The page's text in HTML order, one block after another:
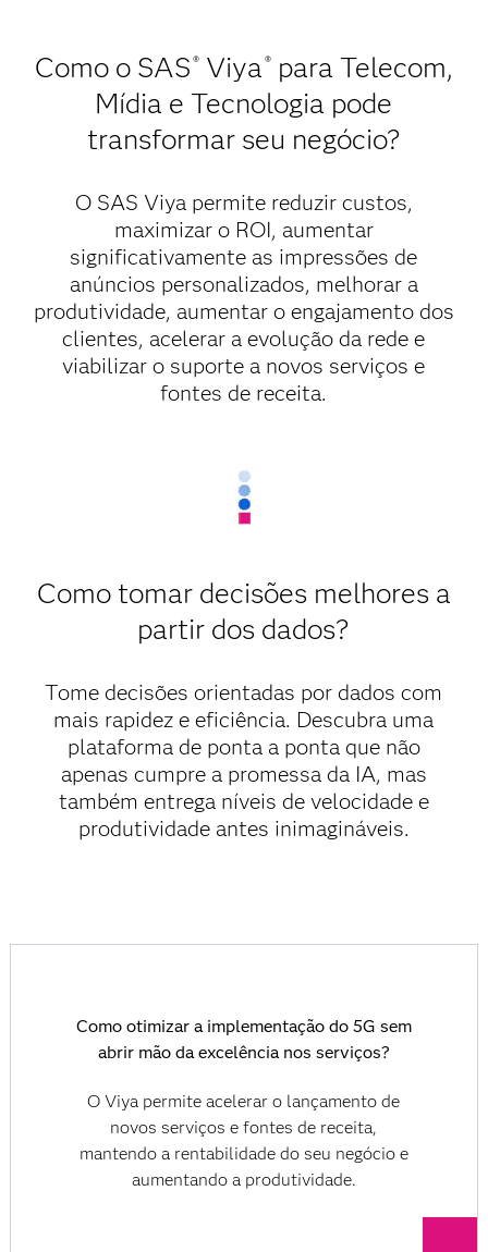
Como o SAS®Viya®para Telecom,
Mídia e Tecnologia pode
transformar seu negócio?
O SAS Viya permite reduzir custos,
maximizar o ROI, aumentar
significativamente as impressões de
anúncios personalizados, melhorar a
produtividade, aumentar o engajamento dos
clientes, acelerar a evolução da rede e
viabilizar o suporte a novos serviços e
fontes de receita.
Como tomar decisões melhores a
partir dos dados?
Tome decisões orientadas por dados com
mais rapidez e eficiência. Descubra uma
plataforma de ponta a ponta que não
apenas cumpre a promessa da IA, mas
também entrega níveis de velocidade e
produtividade antes inimagináveis.
Como otimizar a implementação do 5G sem
abrir mão da excelência nos serviços?
O Viya permite acelerar o lançamento de
novos serviços e fontes de receita,
mantendo a rentabilidade do seu negócio e
aumentando a produtividade.